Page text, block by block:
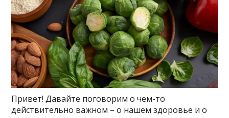
Привет! Давайте поговорим о чем-то
действительно важном – о нашем здоровье и о